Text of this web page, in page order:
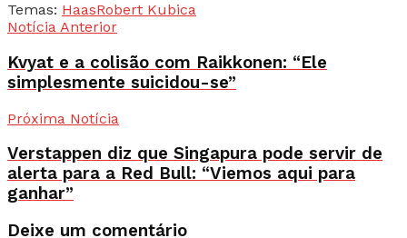
Temas: HaasRobert Kubica
Notícia Anterior
Kvyat e a colisão com Raikkonen: “Ele
simplesmente suicidou-se”
Próxima Notícia
Verstappen diz que Singapura pode servir de
alerta para a Red Bull: “Viemos aqui para
ganhar”
Deixe um comentário